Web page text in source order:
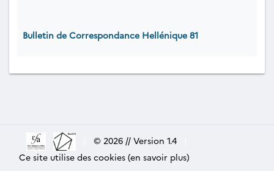
Bulletin de Correspondance Hellénique 81
© 2026 // Version 1.4
Ce site utilise des cookies (en savoir plus)